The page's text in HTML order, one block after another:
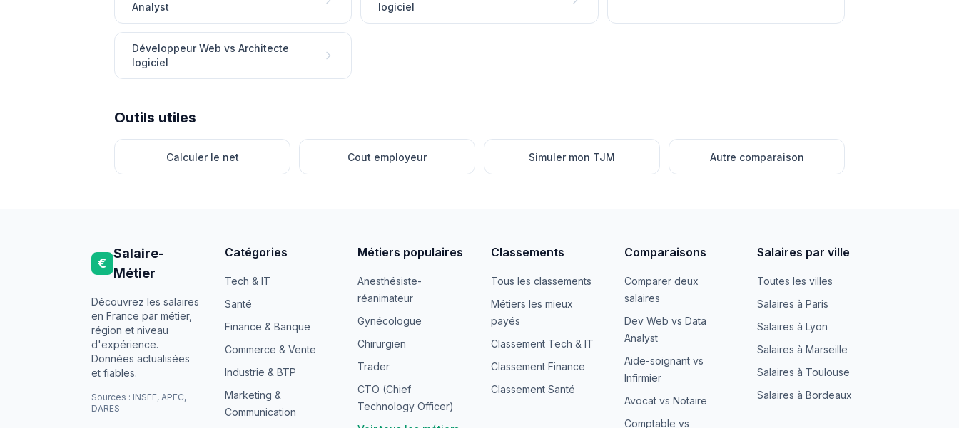
Analyst
logiciel
Développeur Web vs Architecte
logiciel
Outils utiles
Calculer le net Cout employeur Simuler mon TJM Autre comparaison
€
Salaire-
Métier
Découvrez les salaires
en France par métier,
région et niveau
d'expérience.
Données actualisées
et fiables.
Sources : INSEE, APEC,
DARES
Catégories
Tech & IT
Santé
Finance & Banque
Commerce & Vente
Industrie & BTP
Marketing &
Communication
Métiers populaires
Anesthésiste-
réanimateur
Gynécologue
Chirurgien
Trader
CTO (Chief
Technology Officer)
Classements
Tous les classements
Métiers les mieux
payés
Classement Tech & IT
Classement Finance
Classement Santé
Comparaisons
Comparer deux
salaires
Dev Web vs Data
Analyst
Aide-soignant vs
Infirmier
Avocat vs Notaire
Comptable vs
Salaires par ville
Toutes les villes
Salaires à Paris
Salaires à Lyon
Salaires à Marseille
Salaires à Toulouse
Salaires à Bordeaux